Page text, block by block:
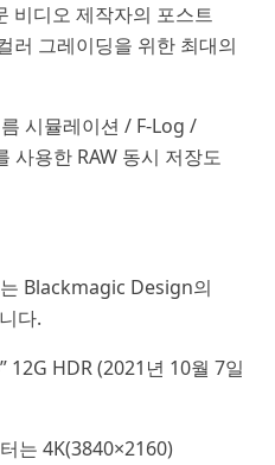
비디오 제작자의 포스트
러 그레이딩을 위한 최대의
시뮬레이션 / F-Log /
용한 RAW 동시 저장도
Blackmagic Design의
다.
12G HDR (2021년 10월 7일
는 4K(3840×2160)